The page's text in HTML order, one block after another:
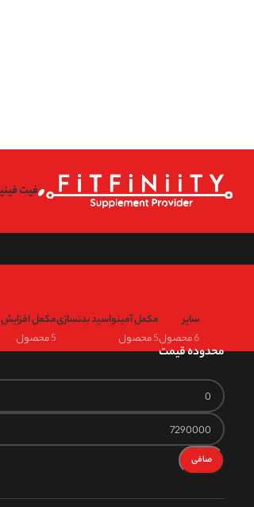
فیت
سایر
6 محصول
مکمل آمینواسید بدنسازی
5 محصول
مکمل
5 محصول
محدوده قیمت
صافی